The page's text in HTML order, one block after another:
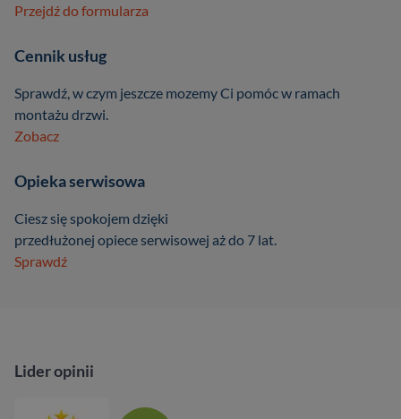
Przejdź do formularza
Cennik usług
Sprawdź, w czym jeszcze mozemy Ci pomóc w ramach
montażu drzwi.
Zobacz
Opieka serwisowa
Ciesz się spokojem dzięki
przedłużonej opiece serwisowej aż do 7 lat.
Sprawdź
Lider opinii